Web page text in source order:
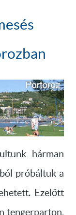
hárman
próbáltuk a
Ezelőtt
tengerparton,